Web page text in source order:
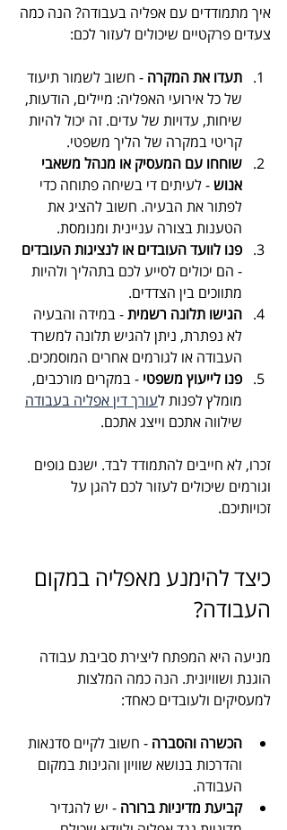
איך מתמודדים עם אפליה בעבודה? הנה כמה
צעדים פרקטיים שיכולים לעזור לכם:
תעדו את המקרה - חשוב לשמור תיעוד
של כל אירועי האפליה: מיילים, הודעות,
שיחות, עדויות של עדים. זה יכול להיות
קריטי במקרה של הליך משפטי.
שוחחו עם המעסיק או מנהל משאבי
אנוש - לעיתים די בשיחה פתוחה כדי
לפתור את הבעיה. חשוב להציג את
הטענות בצורה עניינית ומנומסת.
פנו לוועד העובדים או לנציגות העובדים
- הם יכולים לסייע לכם בתהליך ולהיות
מתווכים בין הצדדים.
הגישו תלונה רשמית - במידה והבעיה
לא נפתרת, ניתן להגיש תלונה למשרד
העבודה או לגורמים אחרים המוסמכים.
פנו לייעוץ משפטי - במקרים מורכבים,
מומלץ לפנות לעורך דין אפליה בעבודה
שילווה אתכם וייצג אתכם.
זכרו, לא חייבים להתמודד לבד. ישנם גופים
וגורמים שיכולים לעזור לכם להגן על
זכויותיכם.
כיצד להימנע מאפליה במקום
העבודה?
מניעה היא המפתח ליצירת סביבת עבודה
הוגנת ושוויונית. הנה כמה המלצות
למעסיקים ולעובדים כאחד:
הכשרה והסברה - חשוב לקיים סדנאות
והדרכות בנושא שוויון והגינות במקום
העבודה.
קביעת מדיניות ברורה - יש להגדיר